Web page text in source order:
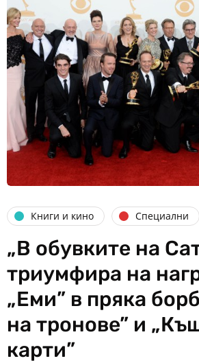
Книги и кино Специални
„В обувките на
триумфира на
„Еми” в пряка
на тронове” и
карти”